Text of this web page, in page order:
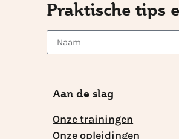
Praktische tips
Aan de slag
Onze trainingen
Onze opleidingen